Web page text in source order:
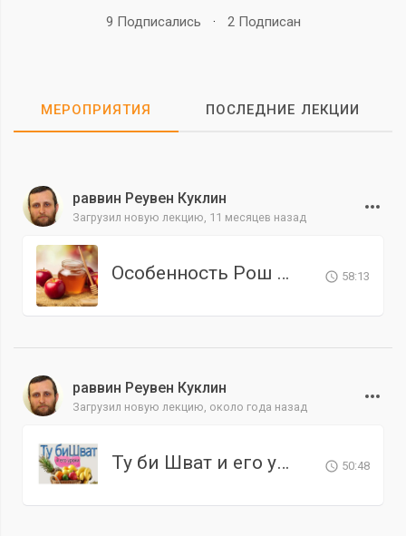
9 Подписались
· 2 Подписан
МЕРОПРИЯТИЯ ПОСЛЕДНИЕ ЛЕКЦИИ
раввин Реувен Куклин
Загрузил новую лекцию, 11 месяцев назад
Особенность Рош аШана перед приходом Машиаха 58:13
раввин Реувен Куклин
Загрузил новую лекцию, около года назад
Ту би Шват и его уроки 50:48